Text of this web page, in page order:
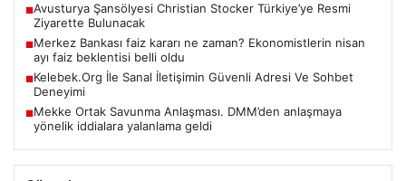
■Avusturya Şansölyesi Christian Stocker Türkiye’ye Resmi
Ziyarette Bulunacak
■Merkez Bankası faiz kararı ne zaman? Ekonomistlerin nisan
ayı faiz beklentisi belli oldu
■Kelebek.Org İle Sanal İletişimin Güvenli Adresi Ve Sohbet
Deneyimi
■Mekke Ortak Savunma Anlaşması. DMM’den anlaşmaya
yönelik iddialara yalanlama geldi